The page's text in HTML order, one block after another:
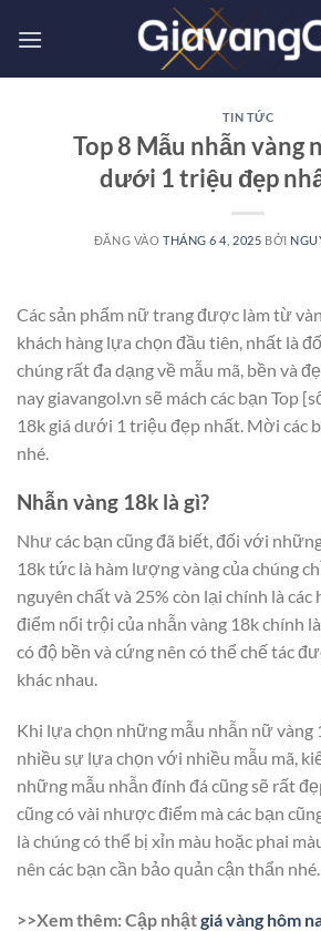
qua
TIN TỨC
Top 8 Mẫu nhẫn vàng
dưới 1 triệu đẹp
ĐĂNG VÀO THÁNG 6 4, 2025 BỞI
Các sản phẩm nữ trang được làm từ
khách hàng lựa chọn đầu tiên, nhất là
chúng rất đa dạng về mẫu mã, bền và
nay giavangol.vn sẽ mách các bạn Top
18k giá dưới 1 triệu đẹp nhất. Mời các
nhé.
Nhẫn vàng 18k là gì?
Như các bạn cũng đã biết, đối với
18k tức là hàm lượng vàng của chúng
nguyên chất và 25% còn lại chính là
điểm nổi trội của nhẫn vàng 18k chính
có độ bền và cứng nên có thể chế tác
khác nhau.
Khi lựa chọn những mẫu nhẫn nữ vàng
nhiều sự lựa chọn với nhiều mẫu mã,
những mẫu nhẫn đính đá cũng sẽ rất
cũng có vài nhược điểm mà các bạn
là chúng có thể bị xỉn màu hoặc phai
nên các bạn cần bảo quản cận thẩn nhé.
>>Xem thêm: Cập nhậtgiá vàng hôm